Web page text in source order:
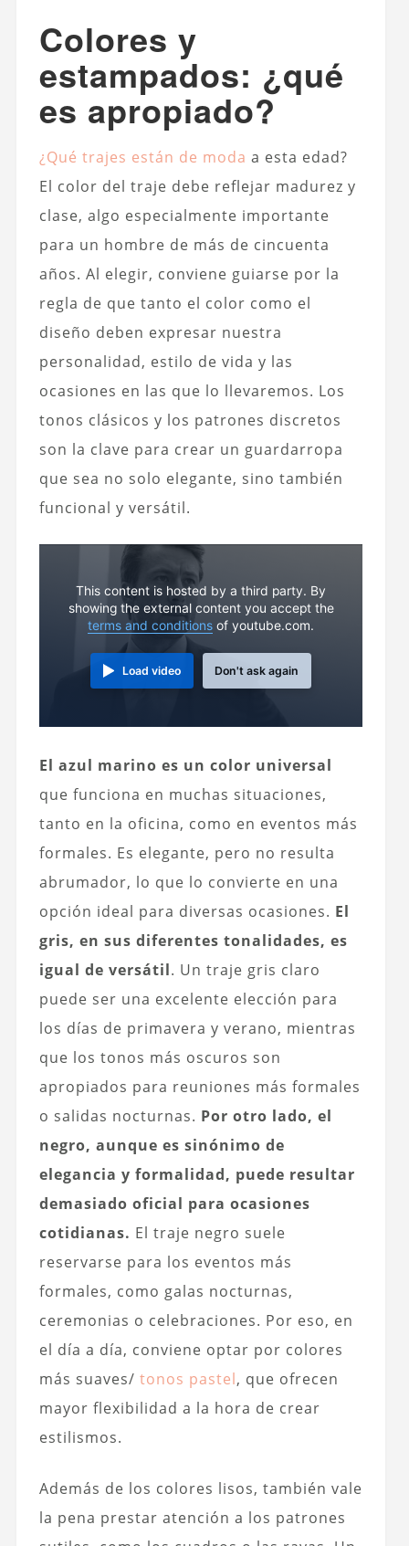
Colores y
estampados: ¿qué
es apropiado?
¿Qué trajes están de moda a esta edad?
El color del traje debe reflejar madurez y
clase, algo especialmente importante
para un hombre de más de cincuenta
años. Al elegir, conviene guiarse por la
regla de que tanto el color como el
diseño deben expresar nuestra
personalidad, estilo de vida y las
ocasiones en las que lo llevaremos. Los
tonos clásicos y los patrones discretos
son la clave para crear un guardarropa
que sea no solo elegante, sino también
funcional y versátil.
This content is hosted by a third party. By
showing the external content you accept the
terms and conditions of youtube.com.
Load video Don't ask again
El azul marino es un color universal
que funciona en muchas situaciones,
tanto en la oficina, como en eventos más
formales. Es elegante, pero no resulta
abrumador, lo que lo convierte en una
opción ideal para diversas ocasiones. El
gris, en sus diferentes tonalidades, es
igual de versátil. Un traje gris claro
puede ser una excelente elección para
los días de primavera y verano, mientras
que los tonos más oscuros son
apropiados para reuniones más formales
o salidas nocturnas. Por otro lado, el
negro, aunque es sinónimo de
elegancia y formalidad, puede resultar
demasiado oficial para ocasiones
cotidianas. El traje negro suele
reservarse para los eventos más
formales, como galas nocturnas,
ceremonias o celebraciones. Por eso, en
el día a día, conviene optar por colores
más suaves/ tonos pastel, que ofrecen
mayor flexibilidad a la hora de crear
estilismos.
Además de los colores lisos, también vale
la pena prestar atención a los patrones